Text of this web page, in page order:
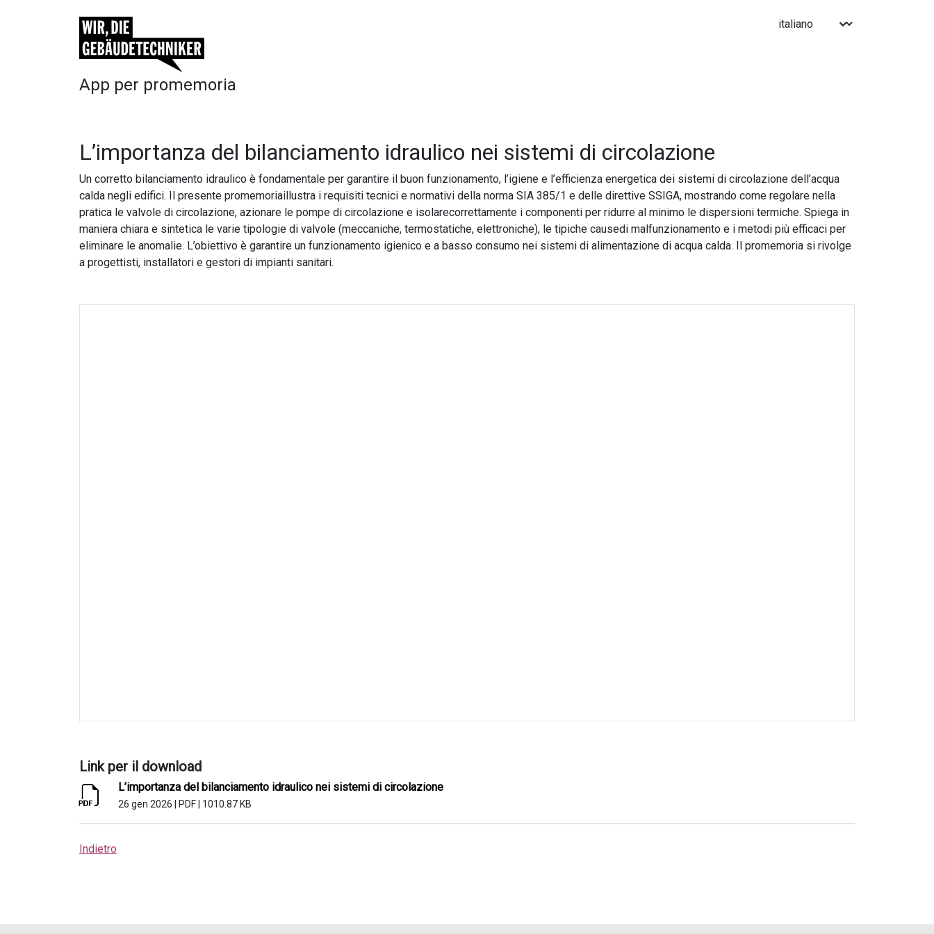
App per promemoria
L’importanza del bilanciamento idraulico nei sistemi di circolazione
Un corretto bilanciamento idraulico è fondamentale per garantire il buon funzionamento, l’igiene e l’efficienza energetica dei sistemi di circolazione dell’acqua
calda negli edifici. Il presente promemoriaillustra i requisiti tecnici e normativi della norma SIA 385/1 e delle direttive SSIGA, mostrando come regolare nella
pratica le valvole di circolazione, azionare le pompe di circolazione e isolarecorrettamente i componenti per ridurre al minimo le dispersioni termiche. Spiega in
maniera chiara e sintetica le varie tipologie di valvole (meccaniche, termostatiche, elettroniche), le tipiche causedi malfunzionamento e i metodi più efficaci per
eliminare le anomalie. L’obiettivo è garantire un funzionamento igienico e a basso consumo nei sistemi di alimentazione di acqua calda. Il promemoria si rivolge
a progettisti, installatori e gestori di impianti sanitari.
Link per il download
L’importanza del bilanciamento idraulico nei sistemi di circolazione
26 gen 2026 PDF 1010.87 KB
Indietro